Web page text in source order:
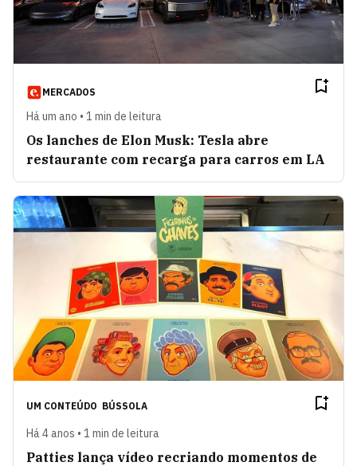
MERCADOS
Há um ano • 1 min de leitura
Os lanches de Elon Musk: Tesla abre
restaurante com recarga para carros em LA
UM CONTEÚDO BÚSSOLA
Há 4 anos • 1 min de leitura
Patties lança vídeo recriando momentos de